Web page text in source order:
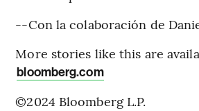
--Con la colaboración de
More stories like this are
bloomberg.com
©2024 Bloomberg L.P.